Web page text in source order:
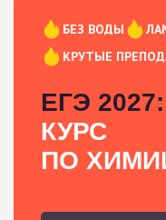
БЕЗ ВОДЫ
КРУТЫЕ
ЕГЭ 2027:
КУРС
ПО